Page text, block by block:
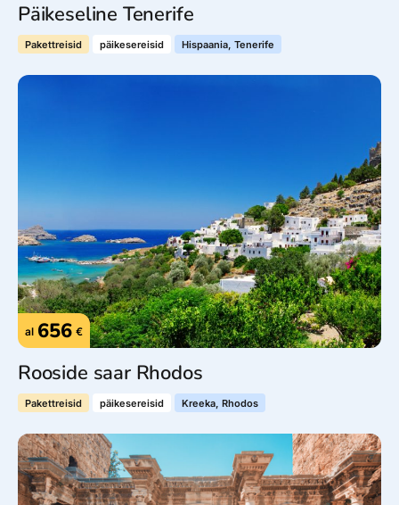
Päikeseline Tenerife
Pakettreisid päikesereisid Hispaania, Tenerife
al 656 €
Rooside saar Rhodos
Pakettreisid päikesereisid Kreeka, Rhodos